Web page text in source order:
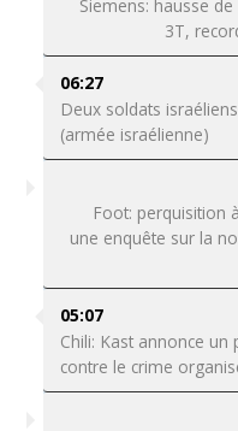
Siemens: hausse
3T,
06:27
Deux soldats
(armée israélienne)
Foot: perquisition
une enquête sur la
05:07
Chili: Kast annonce
contre le crime